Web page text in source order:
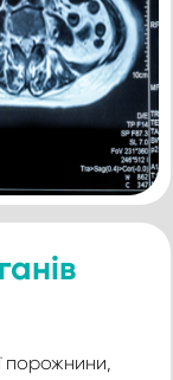
порожнини,